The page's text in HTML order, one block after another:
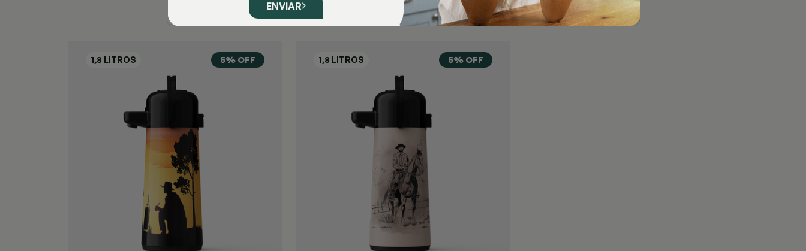
5% OFF 5% OFF
ENVIAR